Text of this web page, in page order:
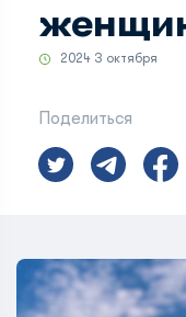
2024 3 октября
Поделиться